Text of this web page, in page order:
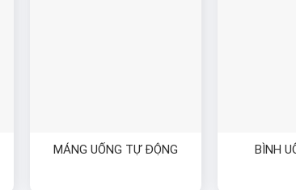
MÁNG UỐNG TỰ ĐỘNG BÌNH